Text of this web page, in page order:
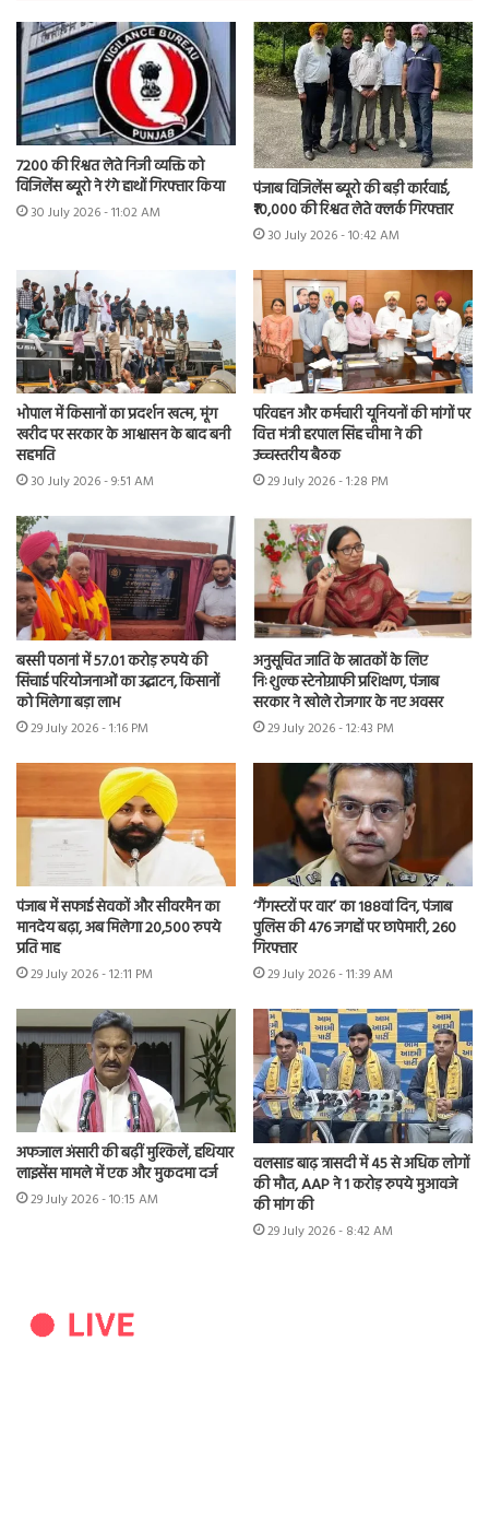
7200 की रिश्वत लेते निजी व्यक्ति को
विजिलेंस ब्यूरो ने रंगे हाथों गिरफ्तार किया
30 July 2026 - 11:02 AM
पंजाब विजिलेंस ब्यूरो की बड़ी कार्रवाई,
₹10,000 की रिश्वत लेते क्लर्क गिरफ्तार
30 July 2026 - 10:42 AM
भोपाल में किसानों का प्रदर्शन खत्म, मूंग
खरीद पर सरकार के आश्वासन के बाद बनी
सहमति
30 July 2026 - 9:51 AM
परिवहन और कर्मचारी यूनियनों की मांगों पर
वित्त मंत्री हरपाल सिंह चीमा ने की
उच्चस्तरीय बैठक
29 July 2026 - 1:28 PM
बस्सी पठानां में 57.01 करोड़ रुपये की
सिंचाई परियोजनाओं का उद्घाटन, किसानों
को मिलेगा बड़ा लाभ
29 July 2026 - 1:16 PM
अनुसूचित जाति के स्नातकों के लिए
निःशुल्क स्टेनोग्राफी प्रशिक्षण, पंजाब
सरकार ने खोले रोजगार के नए अवसर
29 July 2026 - 12:43 PM
पंजाब में सफाई सेवकों और सीवरमैन का
मानदेय बढ़ा, अब मिलेगा 20,500 रुपये
प्रति माह
29 July 2026 - 12:11 PM
‘गैंगस्टरों पर वार’ का 188वां दिन, पंजाब
पुलिस की 476 जगहों पर छापेमारी, 260
गिरफ्तार
29 July 2026 - 11:39 AM
अफजाल अंसारी की बढ़ीं मुश्किलें, हथियार
लाइसेंस मामले में एक और मुकदमा दर्ज
29 July 2026 - 10:15 AM
वलसाड बाढ़ त्रासदी में 45 से अधिक लोगों
की मौत, AAP ने 1 करोड़ रुपये मुआवजे
की मांग की
29 July 2026 - 8:42 AM